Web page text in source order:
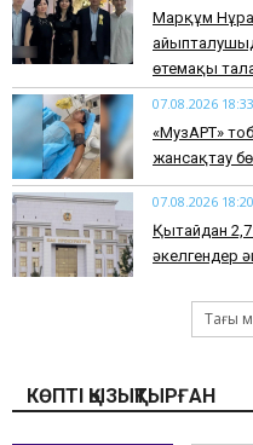
Марқұм
өтемақы
07.08.2026 18:33
«МузАРТ»
жансақтау
07.08.2026 18:20
Қытайдан
әкелгендер
Тағы
КӨПТІ ҚЫЗЫҚТЫРҒАН